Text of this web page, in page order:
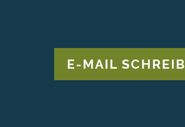
E-MAIL